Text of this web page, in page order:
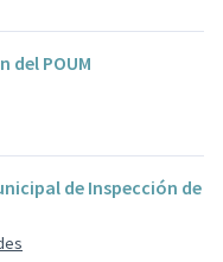
del POUM
de Inspección de